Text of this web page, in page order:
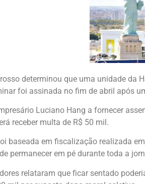
determinou que uma unidade da
foi assinada no fim de abril após
Luciano Hang a fornecer
receber multa de R$ 50 mil.
baseada em fiscalização realizada
permanecer em pé durante toda a
relataram que ficar sentado